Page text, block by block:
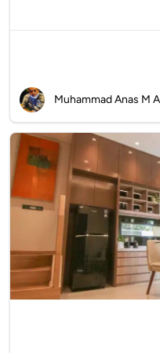
Muhammad Anas M